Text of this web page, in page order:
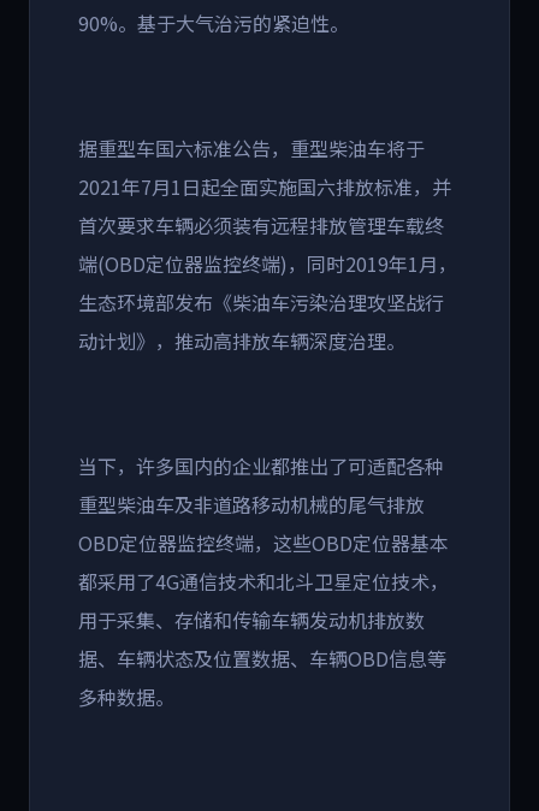
90%。基于大气治污的紧迫性。
据重型车国六标准公告，重型柴油车将于
2021年7月1日起全面实施国六排放标准，并
首次要求车辆必须装有远程排放管理车载终
端(OBD定位器监控终端)，同时2019年1月，
生态环境部发布《柴油车污染治理攻坚战行
动计划》，推动高排放车辆深度治理。
当下，许多国内的企业都推出了可适配各种
重型柴油车及非道路移动机械的尾气排放
OBD定位器监控终端，这些OBD定位器基本
都采用了4G通信技术和北斗卫星定位技术，
用于采集、存储和传输车辆发动机排放数
据、车辆状态及位置数据、车辆OBD信息等
多种数据。